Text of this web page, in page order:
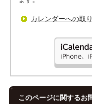
カレンダーへの取
このページに関するお